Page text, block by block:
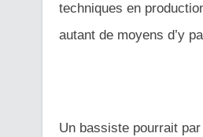
techniques en
autant de moyens d’y
Un bassiste pourrait